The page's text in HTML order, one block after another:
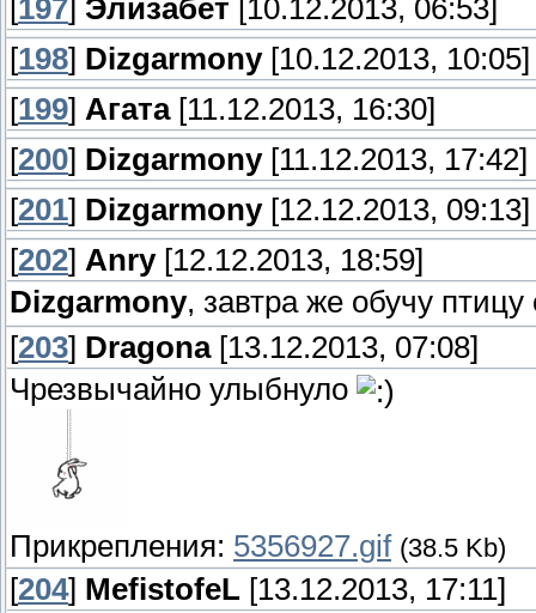
197 Элизабет [10.12.2013, 06:53]
[198] Dizgarmony[10.12.2013, 10:05]
[199] Агата[11.12.2013, 16:30]
[200] Dizgarmony[11.12.2013, 17:42]
[201] Dizgarmony[12.12.2013, 09:13]
[202] Anry[12.12.2013, 18:59]
Dizgarmony, завтра же обучу
[203] Dragona[13.12.2013, 07:08]
Чрезвычайно улыбнуло
Прикрепления: 5356927.gif (38.5 Kb)
[204] MefistofeL [13.12.2013, 17:11]